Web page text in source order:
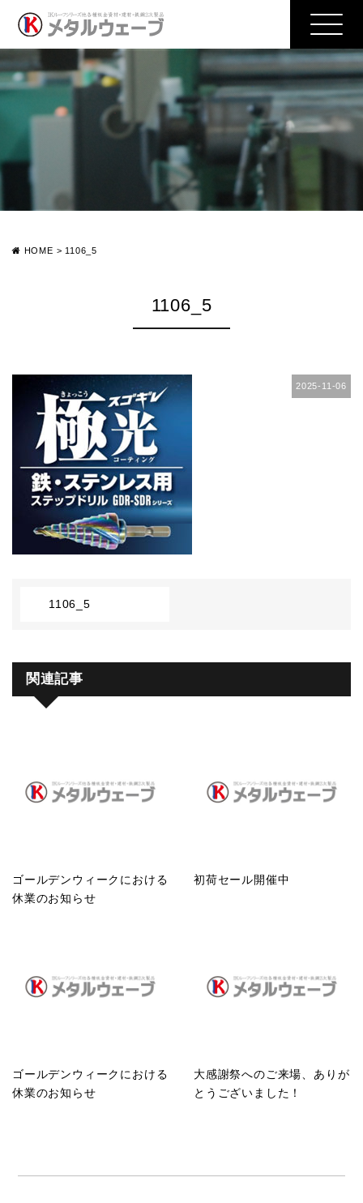
HOME > 1106_5
1106_5
2025-11-06
1106_5
関連記事
ゴールデンウィークにおける
休業のお知らせ
初荷セール開催中
ゴールデンウィークにおける
休業のお知らせ
大感謝祭へのご来場、ありが
とうございました！